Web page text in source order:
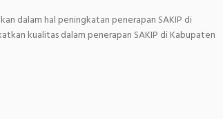
dalam hal peningkatan penerapan SAKIP di
kualitas dalam penerapan SAKIP di Kabupaten